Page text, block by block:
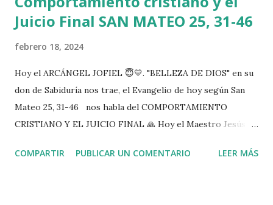
Juicio Final SAN MATEO 25, 31-46
febrero 18, 2024
Hoy el ARCÁNGEL JOFIEL 😇💛. "BELLEZA DE DIOS" en su
don de Sabiduría nos trae, el Evangelio de hoy según San
Mateo 25, 31-46 nos habla del COMPORTAMIENTO
CRISTIANO Y EL JUICIO FINAL 🙏 Hoy el Maestro Jesús
cristianos van a ser tomadas en cuenta en nuestro juicio
COMPARTIR PUBLICAR UN COMENTARIO LEER MÁS